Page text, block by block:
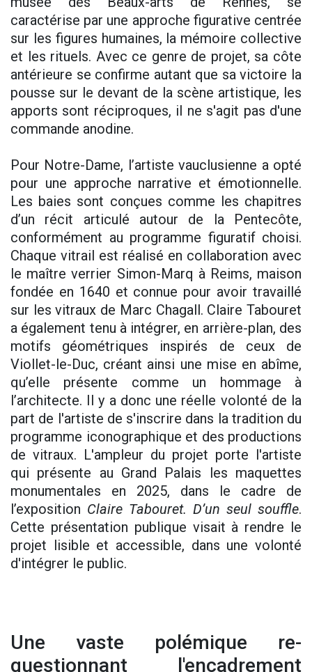
caractérise par une approche figurative centrée
sur les figures humaines, la mémoire collective
et les rituels. Avec ce genre de projet, sa côte
antérieure se confirme autant que sa victoire la
pousse sur le devant de la scène artistique, les
apports sont réciproques, il ne s'agit pas d'une
commande anodine.
Pour Notre-Dame, l’artiste vauclusienne a opté
pour une approche narrative et émotionnelle.
Les baies sont conçues comme les chapitres
d’un récit articulé autour de la Pentecôte,
conformément au programme figuratif choisi.
Chaque vitrail est réalisé en collaboration avec
le maître verrier Simon-Marq à Reims, maison
fondée en 1640 et connue pour avoir travaillé
sur les vitraux de Marc Chagall. Claire Tabouret
a également tenu à intégrer, en arrière-plan, des
motifs géométriques inspirés de ceux de
Viollet-le-Duc, créant ainsi une mise en abîme,
qu’elle présente comme un hommage à
l’architecte. Il y a donc une réelle volonté de la
part de l'artiste de s'inscrire dans la tradition du
programme iconographique et des productions
de vitraux. L'ampleur du projet porte l'artiste
qui présente au Grand Palais les maquettes
monumentales en 2025, dans le cadre de
l’exposition Claire Tabouret. D’un seul souffle.
Cette présentation publique visait à rendre le
projet lisible et accessible, dans une volonté
d'intégrer le public.
Une vaste polémique re-
questionnant l'encadrement